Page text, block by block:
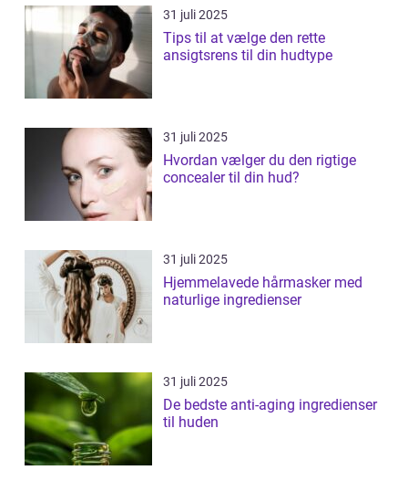
31 juli 2025
Tips til at vælge den rette
ansigtsrens til din hudtype
31 juli 2025
Hvordan vælger du den rigtige
concealer til din hud?
31 juli 2025
Hjemmelavede hårmasker med
naturlige ingredienser
31 juli 2025
De bedste anti-aging ingredienser
til huden